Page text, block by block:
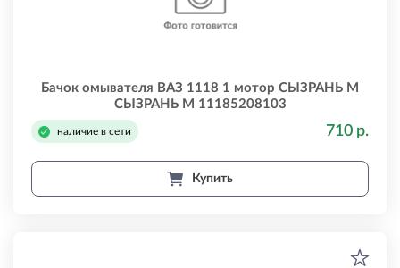
Бачок омывателя ВАЗ 1118 1 мотор СЫЗРАНЬ М
СЫЗРАНЬ М 11185208103
наличие в сети 710 р.
Купить